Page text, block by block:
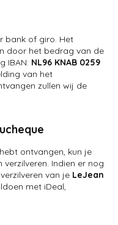
bank of giro. Het
door het bedrag van de
IBAN: NL96 KNAB 0259
van het
zullen wij de
hebt ontvangen, kun je
Indien er nog
van je LeJean
met iDeal,